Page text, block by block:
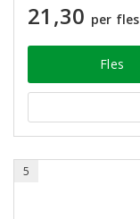
21,30 per fles
Fles
5